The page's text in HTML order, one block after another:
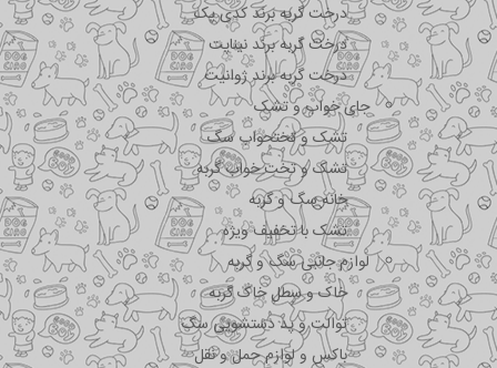
درخت گربه برند کدی پک
درخت گربه برند نیناپت
درخت گربه برند ژوانیت
جای خواب و تشک
تشک و تختحواب سگ
تشک و تخت خواب گربه
خانه سگ و گربه
تشک با تخفیف ویژه
لوازم جانبی سگ و گربه
خاک و سطل خاک گربه
توالت و پد دستشویی سگ
باکس و لوازم حمل و نقل